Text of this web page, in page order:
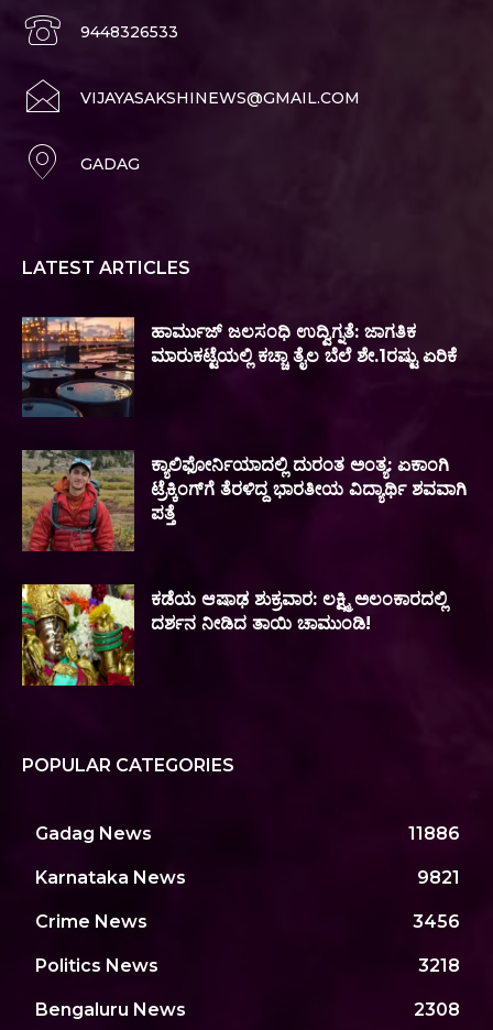
9448326533
VIJAYASAKSHINEWS@GMAIL.COM
GADAG
LATEST ARTICLES
ಹಾರ್ಮುಜ್ ಜಲಸಂಧಿ ಉದ್ವಿಗ್ನತೆ: ಜಾಗತಿಕ
ಮಾರುಕಟ್ಟೆಯಲ್ಲಿ ಕಚ್ಚಾ ತೈಲ ಬೆಲೆ ಶೇ.1ರಷ್ಟು ಏರಿಕೆ
ಕ್ಯಾಲಿಫೋರ್ನಿಯಾದಲ್ಲಿ ದುರಂತ ಅಂತ್ಯ: ಏಕಾಂಗಿ
ಟ್ರೆಕ್ಕಿಂಗ್‌ಗೆ ತೆರಳಿದ್ದ ಭಾರತೀಯ ವಿದ್ಯಾರ್ಥಿ ಶವವಾಗಿ
ಪತ್ತೆ
ಕಡೆಯ ಆಷಾಢ ಶುಕ್ರವಾರ: ಲಕ್ಷ್ಮಿ ಅಲಂಕಾರದಲ್ಲಿ
ದರ್ಶನ ನೀಡಿದ ತಾಯಿ ಚಾಮುಂಡಿ!
POPULAR CATEGORIES
Gadag News 11886
Karnataka News 9821
Crime News 3456
Politics News 3218
Bengaluru News 2308